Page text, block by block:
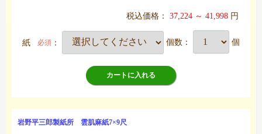
税込価格： 37,224 ～ 41,998 円
紙 必須 ： 個数： 個
カートに入れる
岩野平三郎製紙所 雲肌麻紙7×9尺